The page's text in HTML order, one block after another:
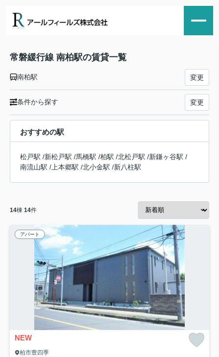
常磐緩行線 南柏駅の賃貸一覧
南柏駅 変更
条件から探す 変更
おすすめの駅
松戸駅 /新松戸駅 /馬橋駅 /柏駅 /北松戸駅 /新鎌ヶ谷駅 /
南流山駅 / 上本郷駅 /北小金駅 /新八柱駅
14棟 14件
アパート
NEW
柏市豊四季